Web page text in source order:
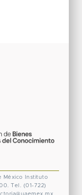
México
Instituto
Tel. (01-722)